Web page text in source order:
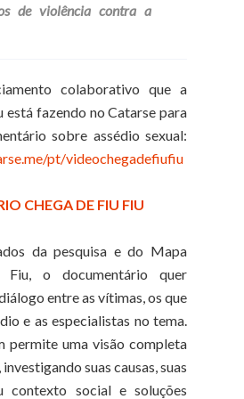
de violência contra a
colaborativo que a
está fazendo no Catarse para
sobre assédio sexual:
pt/videochegadefiufiu
CHEGA DE FIU FIU
da pesquisa e do Mapa
o documentário quer
entre as vítimas, os que
e as especialistas no tema.
permite uma visão completa
suas causas, suas
contexto social e soluções